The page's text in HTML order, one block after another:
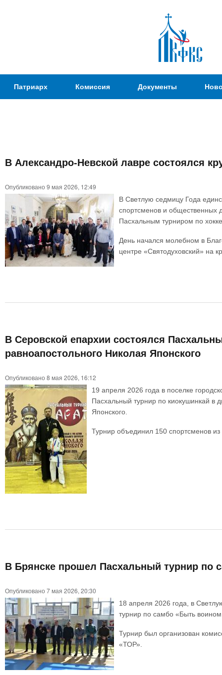
Патриаршая
Комиссия
спорта
Патриарх Комиссия Документы
здесь
В Александро-Невской лавре состоялся
Опубликовано 9 мая 2026, 12:49
В Светлую седмицу Года
спортсменов и общественных
Пасхальным турниром по
День начался молебном в
центре «Святодуховский» на
В Серовской епархии состоялся
равноапостольного Николая Японского
Опубликовано 8 мая 2026, 16:12
19 апреля 2026 года в поселке
Пасхальный турнир по киокушинкай в
Японского.
Турнир объединил 150 спортсменов
В Брянске прошел Пасхальный турнир по
Опубликовано 7 мая 2026, 20:30
18 апреля 2026 года, в
турнир по самбо «Быть
Турнир был организован
«ТОР».